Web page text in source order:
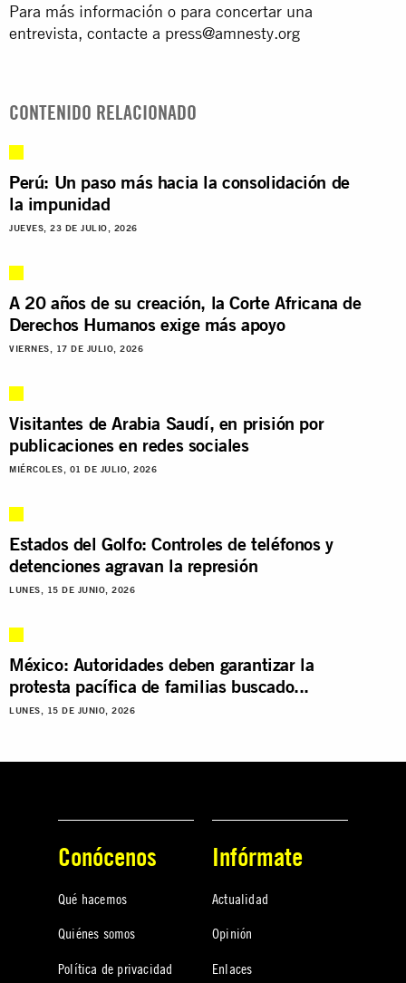
Para más información o para concertar una
entrevista, contacte a press@amnesty.org
CONTENIDO RELACIONADO
Perú: Un paso más hacia la consolidación de
la impunidad
JUEVES, 23 DE JULIO, 2026
A 20 años de su creación, la Corte Africana de
Derechos Humanos exige más apoyo
VIERNES, 17 DE JULIO, 2026
Visitantes de Arabia Saudí, en prisión por
publicaciones en redes sociales
MIÉRCOLES, 01 DE JULIO, 2026
Estados del Golfo: Controles de teléfonos y
detenciones agravan la represión
LUNES, 15 DE JUNIO, 2026
México: Autoridades deben garantizar la
protesta pacífica de familias buscado...
LUNES, 15 DE JUNIO, 2026
Conócenos
Qué hacemos
Quiénes somos
Política de privacidad
Infórmate
Actualidad
Opinión
Enlaces